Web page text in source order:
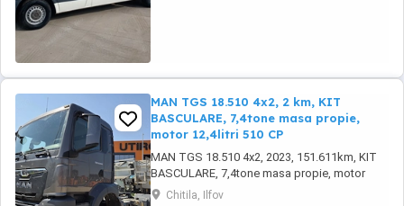
MAN TGS 18.510 4x2, 2 km, KIT
BASCULARE, 7,4tone masa propie,
motor 12,4litri 510 CP
MAN TGS 18.510 4x2, 2023, 151.611km, KIT
BASCULARE, 7,4tone masa propie, motor
12,4litri 510 CP
Chitila, Ilfov